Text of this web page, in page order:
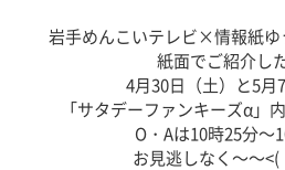
岩手めんこいテレビ×情報紙ゆ
紙面でご紹介し
4月30日（土）と5月
「サタデーファンキーズα」
O・Aは10時25分
お見逃しなく～～